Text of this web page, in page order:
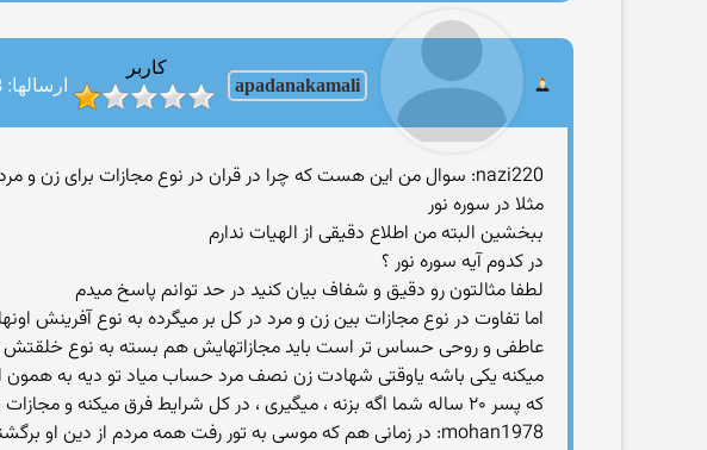
apadanakamali
کاربر
ارسالها: 58
nazi220: سوال من این هست که چرا در قران در نوع مجازات برای زن و مرد تفاوت قائل شدن
مثلا در سوره نور
ببخشین البته من اطلاع دقیقی از الهیات ندارم
در کدوم آیه سوره نور ؟
لطفا مثالتون رو دقیق و شفاف بیان کنید در حد توانم پاسخ میدم
اما تفاوت در نوع مجازات بین زن و مرد در کل بر میگرده به نوع آفرینش
عاطفی و روحی حساس تر است باید مجازاتهایش هم بسته به نوع خلقتش
میکنه یکی باشه یاوقتی شهادت زن نصف مرد حساب میاد تو دیه به همون
که پسر ۲۰ ساله شما اگه بزنه ، میگیری ، در کل شرایط فرق میکنه و مجازات بسته به زمان ، مکان ، جنسیت و ... فرق داره البته بسیاری از مجازاتها هم یکسانه
mohan1978: در زمانی هم که موسی به تور رفت همه مردم از دین او برگشتند و گوساله پرست شدند لذا حقانیت به اینکه عامه اعتقاد داشتن یا نه عوض نممیشه